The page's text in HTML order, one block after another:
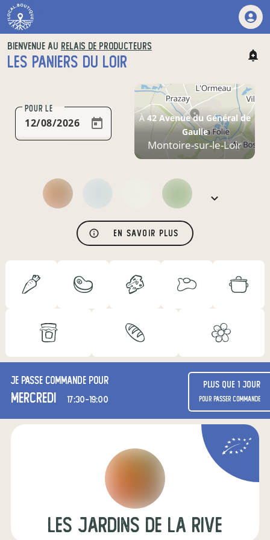
BIENVENUE AU RELAIS DE PRODUCTEURS
LES PANIERS DU LOIR
POUR LE
En savoir plus
À 42 Avenue du Général de
Gaulle
Montoire-sur-le-Loir
Je passe commande pour
mercredi 17:30-19:00
Plus que 1 jour
pour passer commande
Les Jardins de la Rive